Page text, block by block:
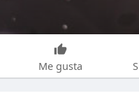
Me gusta